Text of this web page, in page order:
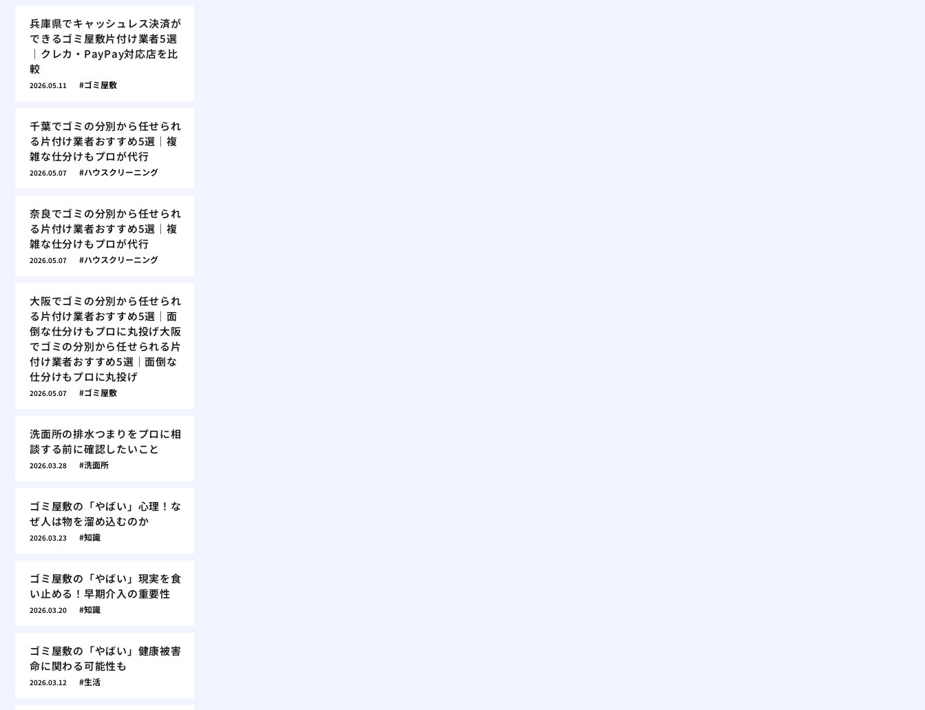
兵庫県でキャッシュレス決済が
できるゴミ屋敷片付け業者5選
｜クレカ・PayPay対応店を比
較
2026.05.11 ゴミ屋敷
千葉でゴミの分別から任せられ
る片付け業者おすすめ5選｜複
雑な仕分けもプロが代行
2026.05.07 ハウスクリーニング
奈良でゴミの分別から任せられ
る片付け業者おすすめ5選｜複
雑な仕分けもプロが代行
2026.05.07 ハウスクリーニング
大阪でゴミの分別から任せられ
る片付け業者おすすめ5選｜面
倒な仕分けもプロに丸投げ大阪
でゴミの分別から任せられる片
付け業者おすすめ5選｜面倒な
仕分けもプロに丸投げ
2026.05.07 ゴミ屋敷
洗面所の排水つまりをプロに相
談する前に確認したいこと
2026.03.28 洗面所
ゴミ屋敷の「やばい」心理！な
ぜ人は物を溜め込むのか
2026.03.23 知識
ゴミ屋敷の「やばい」現実を食
い止める！早期介入の重要性
2026.03.20 知識
ゴミ屋敷の「やばい」健康被害
命に関わる可能性も
2026.03.12 生活